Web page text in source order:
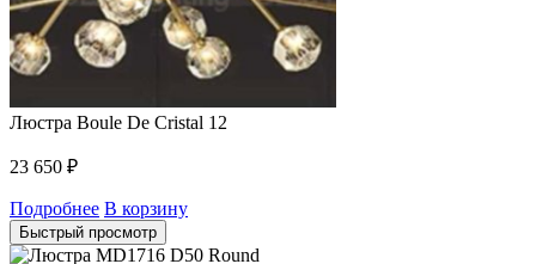
Люстра Boule De Cristal 12
23 650 ₽
Подробнее В корзину
Быстрый просмотр